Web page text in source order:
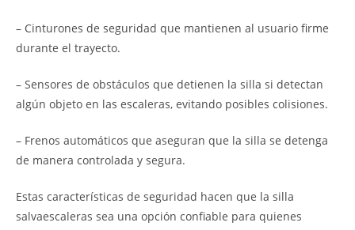
– Cinturones de seguridad que mantienen al usuario firme
durante el trayecto.
– Sensores de obstáculos que detienen la silla si detectan
algún objeto en las escaleras, evitando posibles colisiones.
– Frenos automáticos que aseguran que la silla se detenga
de manera controlada y segura.
Estas características de seguridad hacen que la silla
salvaescaleras sea una opción confiable para quienes